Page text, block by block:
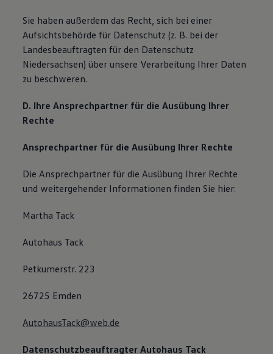
Sie haben außerdem das Recht, sich bei einer
Aufsichtsbehörde für Datenschutz (z. B. bei der
Landesbeauftragten für den Datenschutz
Niedersachsen) über unsere Verarbeitung Ihrer Daten
zu beschweren.
D. Ihre Ansprechpartner für die Ausübung Ihrer
Rechte
Ansprechpartner für die Ausübung Ihrer Rechte
Die Ansprechpartner für die Ausübung Ihrer Rechte
und weitergehender Informationen finden Sie hier:
Martha Tack
Autohaus Tack
Petkumerstr. 223
26725 Emden
AutohausTack@web.de
Datenschutzbeauftragter Autohaus Tack